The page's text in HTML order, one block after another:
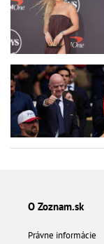
O Zoznam.sk
Právne informácie